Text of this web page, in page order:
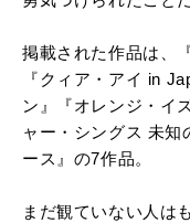
掲載された作品は、
『クィア・アイ in
ン』『オレンジ・イ
ャー・シングス 未知
ース』の7作品。
まだ観ていない人は